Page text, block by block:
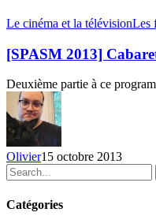
[SPASM
Cabaret
Trash
–
Programme
double
du
12
octobre
Le cinéma et la télévisionLes
[SPASM 2013]
Deuxième partie à ce
Olivier15 octobre 2013
Catégories